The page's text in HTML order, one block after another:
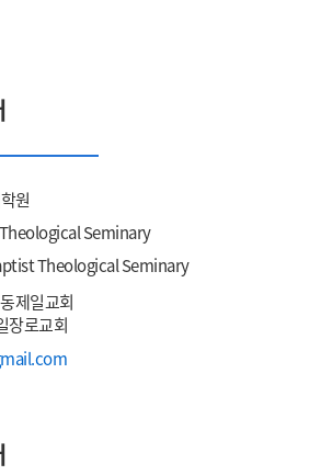
원
Seminary
Theological Seminary
제일교회
장로교회